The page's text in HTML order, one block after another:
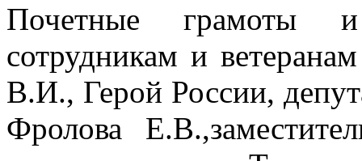
Почетные грамоты и
сотрудникам и
В.И., Герой России,
Фролова